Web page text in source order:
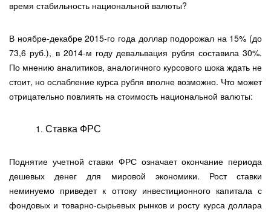
время стабильность национальной валюты?
В ноябре-декабре 2015-го года доллар подорожал на 15% (до
73,6 руб.), в 2014-м году девальвация рубля составила 30%.
По мнению аналитиков, аналогичного курсового шока ждать не
стоит, но ослабление курса рубля вполне возможно. Что может
отрицательно повлиять на стоимость национальной валюты:
Ставка ФРС
Поднятие учетной ставки ФРС означает окончание периода
дешевых денег для мировой экономики. Рост ставки
неминуемо приведет к оттоку инвестиционного капитала с
фондовых и товарно-сырьевых рынков и росту курса доллара